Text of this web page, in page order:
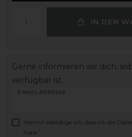
IN DEN
Gerne informieren wir dich,
verfügbar ist.
E-MAIL-ADRESSE
Hiermit bestätige ich, dass ich die
habe. *